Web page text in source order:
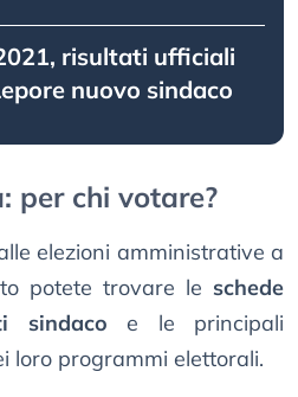
risultati ufficiali
nuovo sindaco
per chi votare?
elezioni amministrative a
potete trovare le schede
sindaco e le principali
loro programmi elettorali.